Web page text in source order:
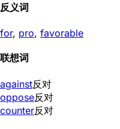
反义词
for, pro, favorable
联想词
against反对
oppose反对
counter反对